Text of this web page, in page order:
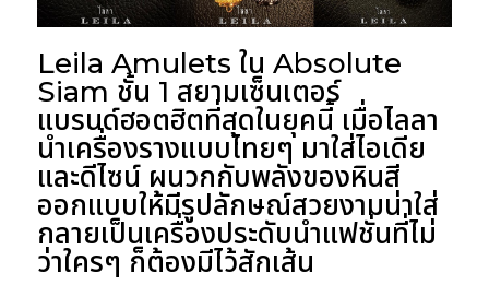
Leila Amulets ใน Absolute
Siam ชั้น 1 สยามเซ็นเตอร์
แบรนด์ฮอตฮิตที่สุดในยุคนี้ เมื่อไลลา
นำเครื่องรางแบบไทยๆ มาใส่ไอเดีย
และดีไซน์ ผนวกกับพลังของหินสี
ออกแบบให้มีรูปลักษณ์สวยงามน่าใส่
กลายเป็นเครื่องประดับนำแฟชั่นที่ไม่
ว่าใครๆ ก็ต้องมีไว้สักเส้น